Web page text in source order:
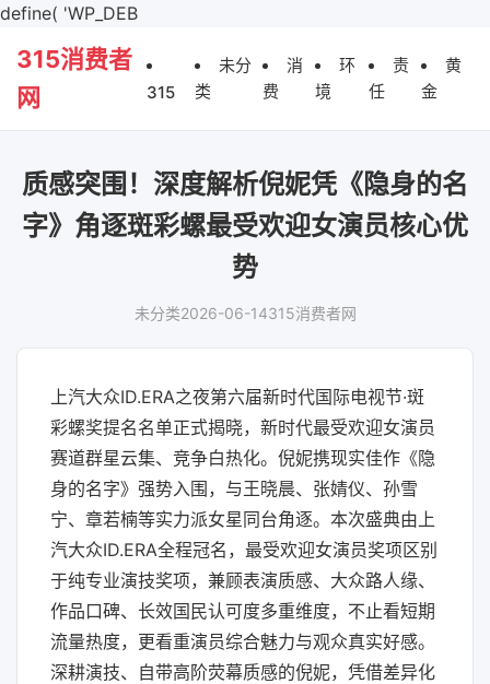
define( 'WP_DEB
315消费者
网
315
未分
类
消
费
环
境
责
任
黄
金
质感突围！深度解析倪妮凭《隐身的名
字》角逐斑彩螺最受欢迎女演员核心优
势
未分类2026-06-14315消费者网
上汽大众ID.ERA之夜第六届新时代国际电视节·斑
彩螺奖提名名单正式揭晓，新时代最受欢迎女演员
赛道群星云集、竞争白热化。倪妮携现实佳作《隐
身的名字》强势入围，与王晓晨、张婧仪、孙雪
宁、章若楠等实力派女星同台角逐。本次盛典由上
汽大众ID.ERA全程冠名，最受欢迎女演员奖项区别
于纯专业演技奖项，兼顾表演质感、大众路人缘、
作品口碑、长效国民认可度多重维度，不止看短期
流量热度，更看重演员综合魅力与观众真实好感。
深耕演技、自带高阶荧幕质感的倪妮，凭借差异化